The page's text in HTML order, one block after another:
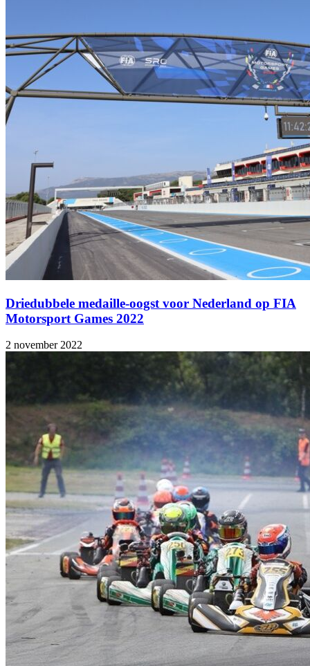
Driedubbele medaille-oogst voor Nederland op FIA
Motorsport Games 2022
2 november 2022